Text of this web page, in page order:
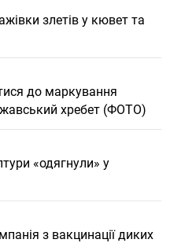
злетів у кювет та
до маркування
хребет (ФОТО)
«одягнули» у
з вакцинації диких